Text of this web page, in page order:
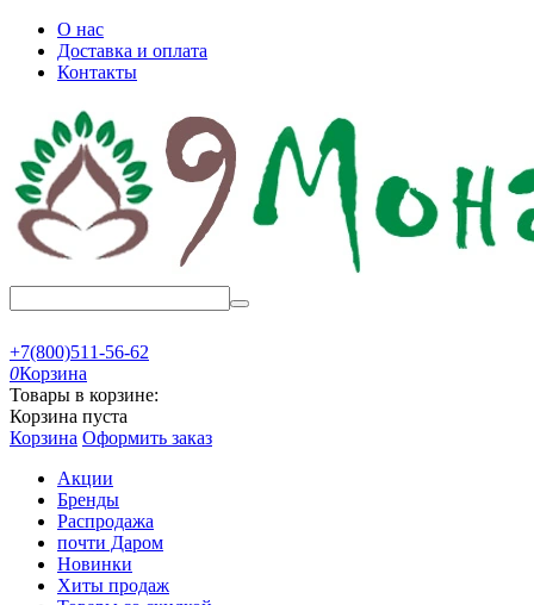
О нас
Доставка и оплата
Контакты
+7(800)511-56-62
0Корзина
Товары в корзине:
Корзина пуста
Корзина Оформить заказ
Акции
Бренды
Распродажа
почти Даром
Новинки
Хиты продаж